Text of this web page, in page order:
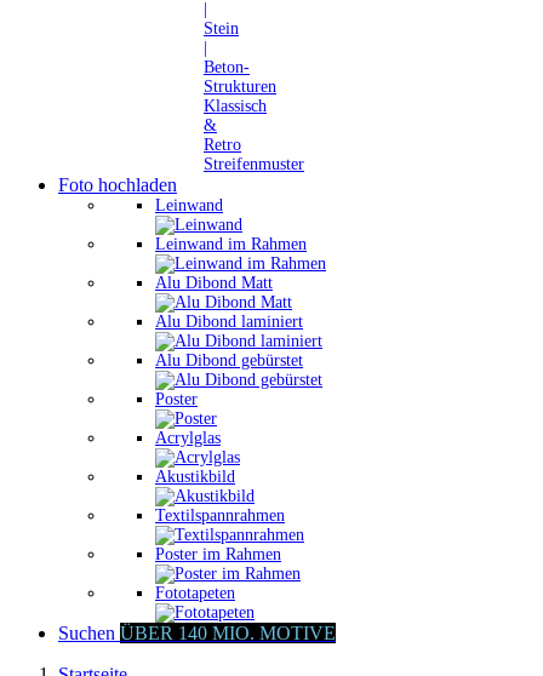
Stein
Beton-
Strukturen
Klassisch
&
Retro
Streifenmuster
Foto hochladen
Leinwand
Leinwand im Rahmen
Alu Dibond Matt
Alu Dibond laminiert
Alu Dibond gebürstet
Poster
Acrylglas
Akustikbild
Textilspannrahmen
Poster im Rahmen
Fototapeten
Suchen ÜBER 140 MIO. MOTIVE